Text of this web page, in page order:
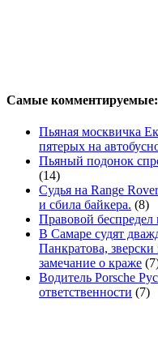
Самые комментируемые:
Пьяная москвичка
пятерых на
Пьяный подонок
(14)
Судья на Range
и сбила байкера. (8)
Правовой беспредел
В Самаре судят
Панкратова,
замечание о краже
Водитель Porsche
ответственности (7)